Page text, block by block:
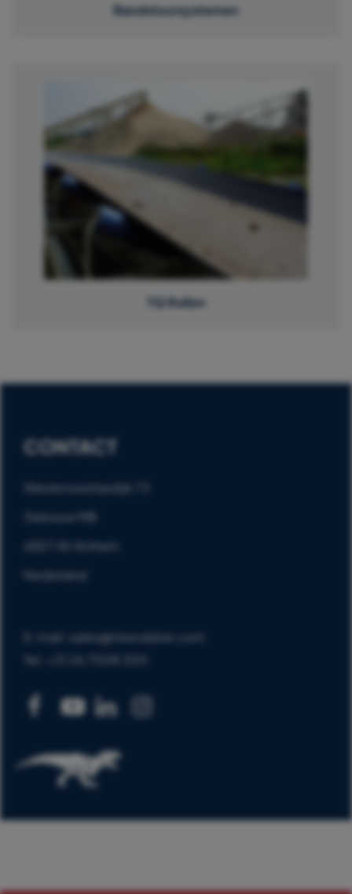
Bandstuursystemen
TQ Rollen
CONTACT
Westervoortsedijk 73
Gebouw MB
6827 AV Arnhem
Nederland
E-mail: sales@trexrubber.com